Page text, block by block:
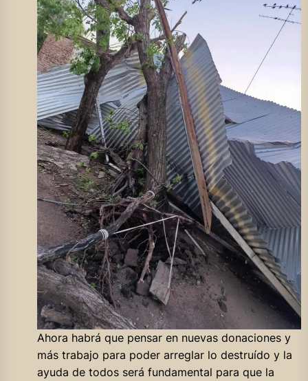
Ahora habrá que pensar en nuevas donaciones y
más trabajo para poder arreglar lo destruído y la
ayuda de todos será fundamental para que la